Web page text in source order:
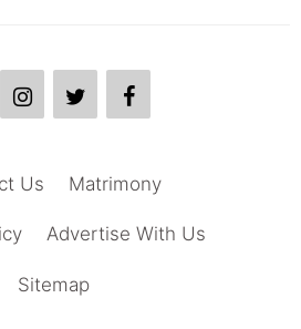
Matrimony
Us
Advertise With Us
Sitemap